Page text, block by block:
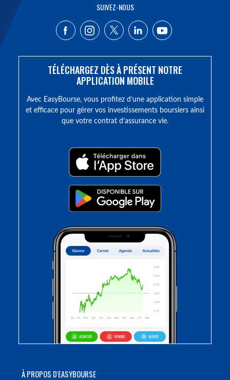
À PROPOS D'EASYBOURSE
SUIVEZ-NOUS
TÉLÉCHARGEZ DÈS À PRÉSENT NOTRE
APPLICATION MOBILE
Avec EasyBourse, vous profitez d’une application simple
et efficace pour gérer vos investissements boursiers ainsi
que votre contrat d’assurance vie.